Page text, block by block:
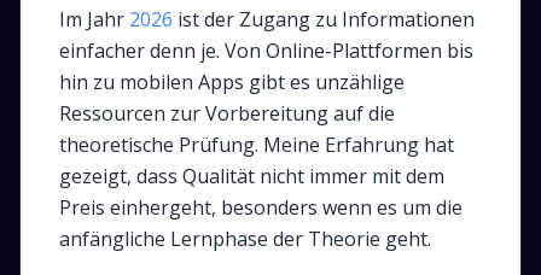
Im Jahr 2026 ist der Zugang zu Informationen
einfacher denn je. Von Online-Plattformen bis
hin zu mobilen Apps gibt es unzählige
Ressourcen zur Vorbereitung auf die
theoretische Prüfung. Meine Erfahrung hat
gezeigt, dass Qualität nicht immer mit dem
Preis einhergeht, besonders wenn es um die
anfängliche Lernphase der Theorie geht.